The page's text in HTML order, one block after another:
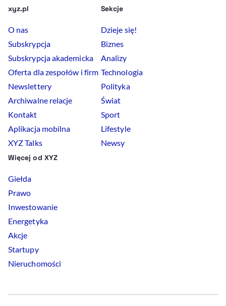
xyz.pl
O nas
Subskrypcja
Subskrypcja akademicka
Oferta dla zespołów i firm
Newslettery
Archiwalne relacje
Kontakt
Aplikacja mobilna
XYZ Talks
Sekcje
Dzieje się!
Biznes
Analizy
Technologia
Polityka
Świat
Sport
Lifestyle
Newsy
Więcej od XYZ
Giełda
Prawo
Inwestowanie
Energetyka
Akcje
Startupy
Nieruchomości